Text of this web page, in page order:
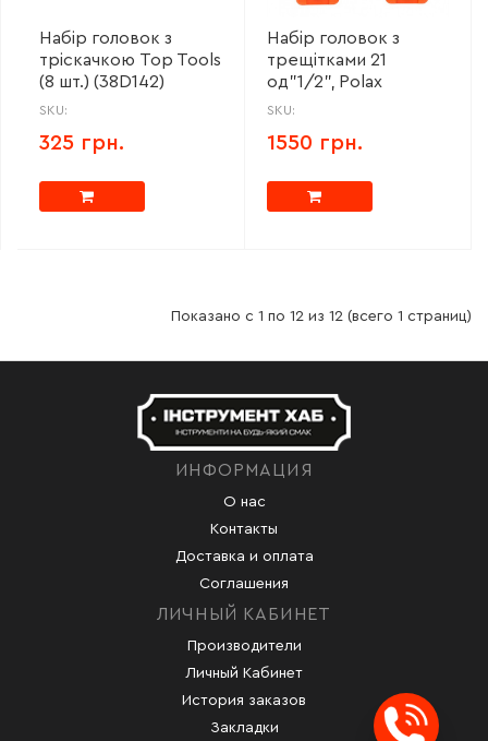
Набір головок з
тріскачкою Top Tools
(8 шт.) (38D142)
SKU:
325 грн.
Набір головок з
трещітками 21
од"1/2", Polax
SKU:
1550 грн.
Показано с 1 по 12 из 12 (всего 1 страниц)
ИНФОРМАЦИЯ
О нас
Контакты
Доставка и оплата
Соглашения
ЛИЧНЫЙ КАБИНЕТ
Производители
Личный Кабинет
История заказов
Закладки